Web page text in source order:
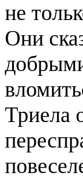
не
Они
Триела